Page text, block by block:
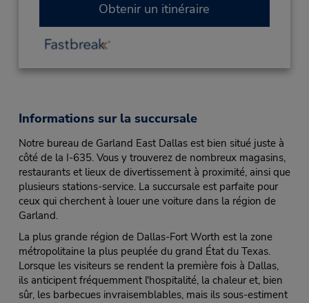
Obtenir un itinéraire
Informations sur la succursale
Notre bureau de Garland East Dallas est bien situé juste à
côté de la I-635. Vous y trouverez de nombreux magasins,
restaurants et lieux de divertissement à proximité, ainsi que
plusieurs stations-service. La succursale est parfaite pour
ceux qui cherchent à louer une voiture dans la région de
Garland.
La plus grande région de Dallas-Fort Worth est la zone
métropolitaine la plus peuplée du grand État du Texas.
Lorsque les visiteurs se rendent la première fois à Dallas,
ils anticipent fréquemment l'hospitalité, la chaleur et, bien
sûr, les barbecues invraisemblables, mais ils sous-estiment